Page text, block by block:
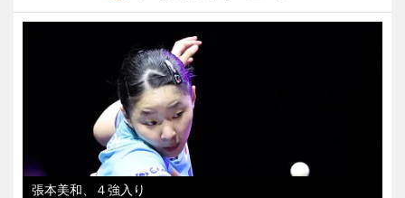
張本美和、４強入り